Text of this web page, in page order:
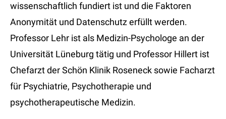
wissenschaftlich fundiert ist und die Faktoren
Anonymität und Datenschutz erfüllt werden.
Professor Lehr ist als Medizin-Psychologe an der
Universität Lüneburg tätig und Professor Hillert ist
Chefarzt der Schön Klinik Roseneck sowie Facharzt
für Psychiatrie, Psychotherapie und
psychotherapeutische Medizin.